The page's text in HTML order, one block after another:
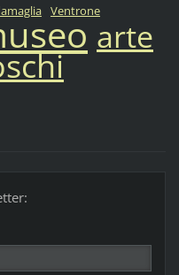
Ventrone
arte